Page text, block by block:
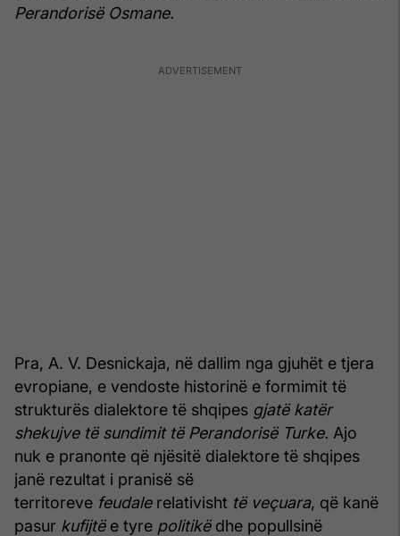
Perandorisë Osmane.
Pra, A. V. Desnickaja, në dallim nga gjuhët e tjera
evropiane, e vendoste historinë e formimit të
strukturës dialektore të shqipes gjatë katër
shekujve të sundimit të Perandorisë Turke. Ajo
nuk e pranonte që njësitë dialektore të shqipes
janë rezultat i pranisë së
territoreve feudale relativisht të veçuara, që kanë
pasur kufijtë e tyre politikë dhe popullsinë